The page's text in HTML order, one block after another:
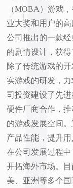
（MOBA）游戏
业大奖和用户的
公司推出的一款
的剧情设计，获得
除了传统游戏的
实游戏的研发，
司投资建设了先
硬件厂商合作，
的游戏发展空间
产品性能，提升
在公司发展过程
开拓海外市场。
美、亚洲等多个